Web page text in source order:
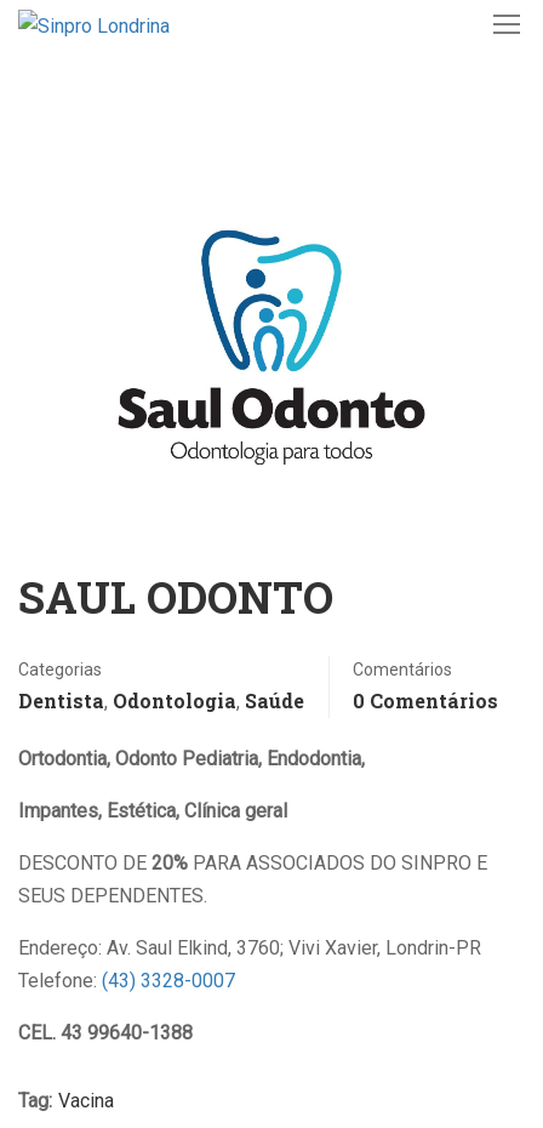
SAUL ODONTO
Categorias
Dentista, Odontologia, Saúde
Comentários
0 Comentários
Ortodontia, Odonto Pediatria, Endodontia,
Impantes, Estética, Clínica geral
DESCONTO DE 20% PARA ASSOCIADOS DO SINPRO E
SEUS DEPENDENTES.
Endereço: Av. Saul Elkind, 3760; Vivi Xavier, Londrin-PR
Telefone: (43) 3328-0007
CEL. 43 99640-1388
Tag: Vacina